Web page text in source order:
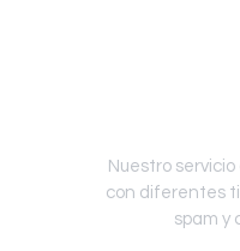
Nuestro
con diferentes
spam y